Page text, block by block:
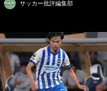
サッカー批評編集部